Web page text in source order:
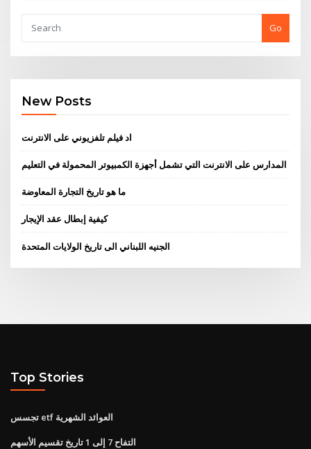
Go
New Posts
اد فيلم تلفزيوني على الانترنت
المدارس على الانترنت التي تشمل أجهزة الكمبيوتر المحمولة في التعليم
ما هو تاريخ التجارة المعاوضة
كيفية إبطال عقد الإيجار
الجنيه اللبناني الى تاريخ الولايات المتحدة
Top Stories
تجسس etf العوائد الشهرية
التفاح 7 إلى 1 تاريخ تقسيم الأسهم